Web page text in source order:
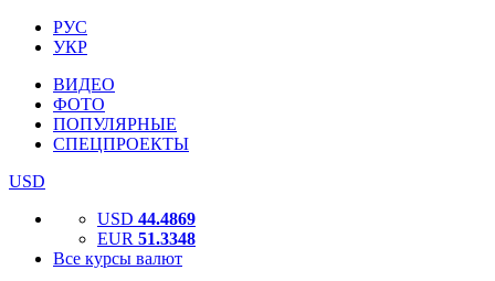
РУС
УКР
ВИДЕО
ФОТО
ПОПУЛЯРНЫЕ
СПЕЦПРОЕКТЫ
USD
USD 44.4869
EUR 51.3348
Все курсы валют